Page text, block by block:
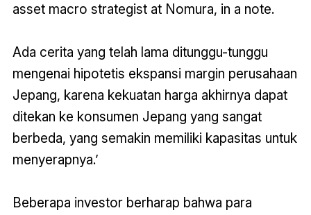
asset macro strategist at Nomura, in a note.
Ada cerita yang telah lama ditunggu-tunggu
mengenai hipotetis ekspansi margin perusahaan
Jepang, karena kekuatan harga akhirnya dapat
ditekan ke konsumen Jepang yang sangat
berbeda, yang semakin memiliki kapasitas untuk
menyerapnya.’
Beberapa investor berharap bahwa para